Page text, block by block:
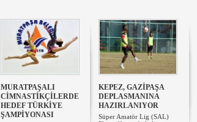
MURATPAŞALI
CİMNASTİKÇİLERDE
HEDEF TÜRKİYE
ŞAMPİYONASI
KEPEZ, GAZİPAŞA
DEPLASMANINA
HAZIRLANIYOR
Süper Amatör Lig (SAL)